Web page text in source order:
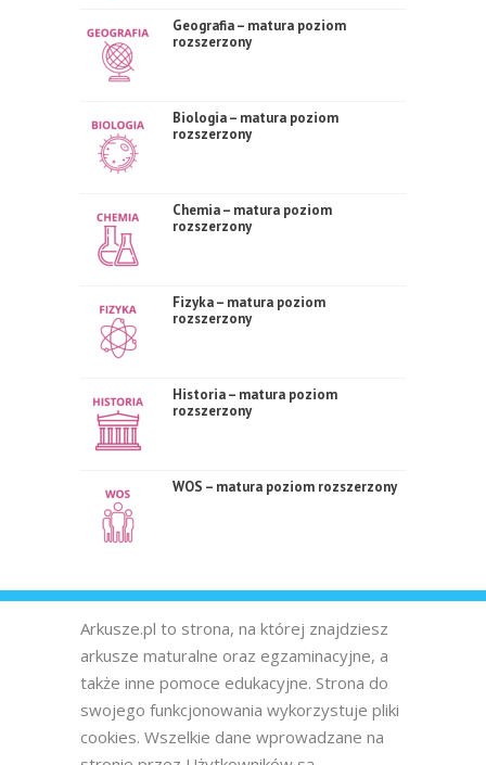
Geografia – matura poziom
rozszerzony
Biologia – matura poziom
rozszerzony
Chemia – matura poziom
rozszerzony
Fizyka – matura poziom
rozszerzony
Historia – matura poziom
rozszerzony
WOS – matura poziom rozszerzony
Arkusze.pl to strona, na której znajdziesz
arkusze maturalne oraz egzaminacyjne, a
także inne pomoce edukacyjne. Strona do
swojego funkcjonowania wykorzystuje pliki
cookies. Wszelkie dane wprowadzane na